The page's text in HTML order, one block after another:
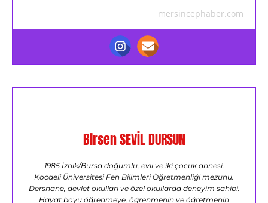
mersincephaber.com
Birsen SEVİL DURSUN
1985 İznik/Bursa doğumlu, evli ve iki çocuk annesi.
Kocaeli Üniversitesi Fen Bilimleri Öğretmenliği mezunu.
Dershane, devlet okulları ve özel okullarda deneyim sahibi.
Hayat boyu öğrenmeye, öğrenmenin ve öğretmenin